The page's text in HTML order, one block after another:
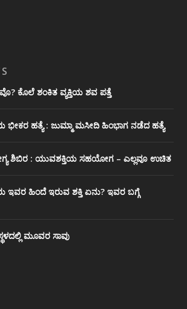
ಕೊಲೆ ಶಂಕಿತ ವ್ಯಕ್ತಿಯ ಶವ ಪತ್ತೆ
ಭೀಕರ‌ ಹತ್ಯೆ : ಜುಮ್ಮಾ ಮಸೀದಿ ಹಿಂಭಾಗ ನಡೆದ ಹತ್ಯೆ
ಶಿಬಿರ : ಯುವಶಕ್ತಿಯ ಸಹಯೋಗ – ಎಲ್ಲವೂ ಉಚಿತ
ಇವರ ಹಿಂದೆ ಇರುವ ಶಕ್ತಿ ಏನು? ಇವರ ಬಗ್ಗೆ
ಮೂವರ ಸಾವು